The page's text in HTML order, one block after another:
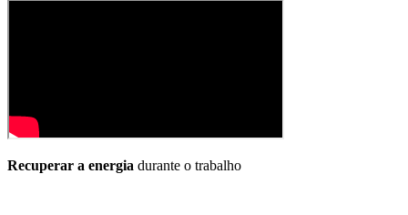
Recuperar a energia durante o trabalho